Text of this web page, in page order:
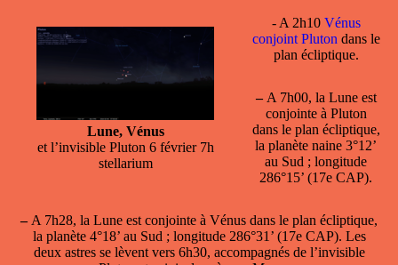
Lune, Vénus
et l’invisible Pluton 6 février 7h
stellarium
- A 2h10 Vénus
conjoint Pluton dans le
plan écliptique.
–A 7h00, la Lune est
conjointe à Pluton
dans le plan écliptique,
la planète naine 3°12’
au Sud ; longitude
286°15’ (17e CAP).
–A 7h28, la Lune est conjointe à Vénus dans le plan écliptique,
la planète 4°18’ au Sud ; longitude 286°31’ (17e CAP). Les
deux astres se lèvent vers 6h30, accompagnés de l’invisible